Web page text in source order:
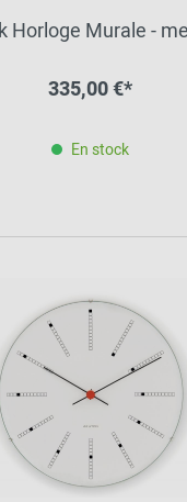
Horloge Murale -
335,00 €*
En stock